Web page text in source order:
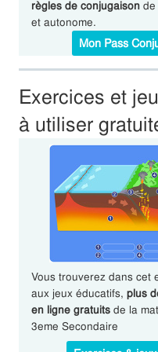
règles de conjugaisonde
et autonome.
Mon Pass
Exercices et
à utiliser
Vous trouverez dans cet
aux jeux éducatifs, plus
en ligne gratuitsde la
3eme Secondaire